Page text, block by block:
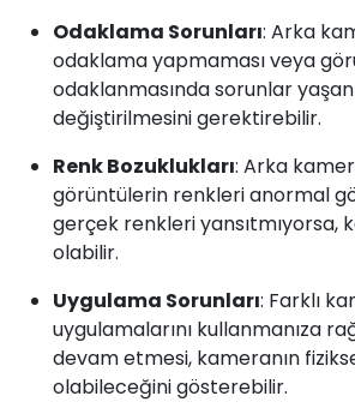
Odaklama Sorunları: Arka
odaklama yapmaması veya
odaklanmasında sorunlar
değiştirilmesini gerektirebilir.
Renk Bozuklukları: Arka
görüntülerin renkleri anormal
gerçek renkleri yansıtmıyorsa,
olabilir.
Uygulama Sorunları: Farklı
uygulamalarını kullanmanıza
devam etmesi, kameranın
olabileceğini gösterebilir.